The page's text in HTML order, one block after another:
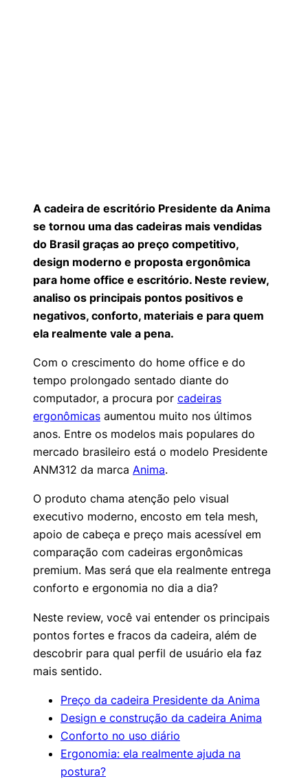
A cadeira de escritório Presidente da Anima
se tornou uma das cadeiras mais vendidas
do Brasil graças ao preço competitivo,
design moderno e proposta ergonômica
para home office e escritório. Neste review,
analiso os principais pontos positivos e
negativos, conforto, materiais e para quem
ela realmente vale a pena.
Com o crescimento do home office e do
tempo prolongado sentado diante do
computador, a procura por cadeiras
ergonômicas aumentou muito nos últimos
anos. Entre os modelos mais populares do
mercado brasileiro está o modelo Presidente
ANM312 da marca Anima.
O produto chama atenção pelo visual
executivo moderno, encosto em tela mesh,
apoio de cabeça e preço mais acessível em
comparação com cadeiras ergonômicas
premium. Mas será que ela realmente entrega
conforto e ergonomia no dia a dia?
Neste review, você vai entender os principais
pontos fortes e fracos da cadeira, além de
descobrir para qual perfil de usuário ela faz
mais sentido.
Preço da cadeira Presidente da Anima
Design e construção da cadeira Anima
Conforto no uso diário
Ergonomia: ela realmente ajuda na
postura?